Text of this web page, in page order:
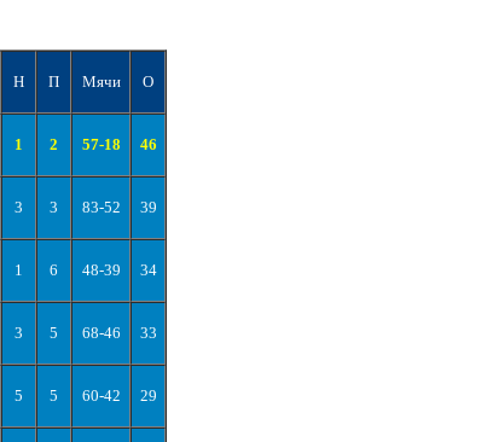
Н П Мячи О
1 2 57-18 46
3 3 83-52 39
1 6 48-39 34
3 5 68-46 33
5 5 60-42 29